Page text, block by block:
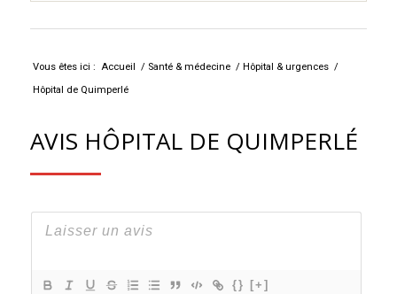
Vous êtes ici : Accueil / Santé & médecine / Hôpital & urgences /
Hôpital de Quimperlé
AVIS HÔPITAL DE QUIMPERLÉ
{} [+]